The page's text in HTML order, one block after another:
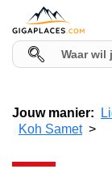
Jouw manier:
Koh Samet